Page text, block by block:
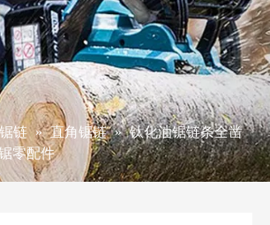
锯链 » 直角锯链 » 钛化油锯链条全凿
零配件